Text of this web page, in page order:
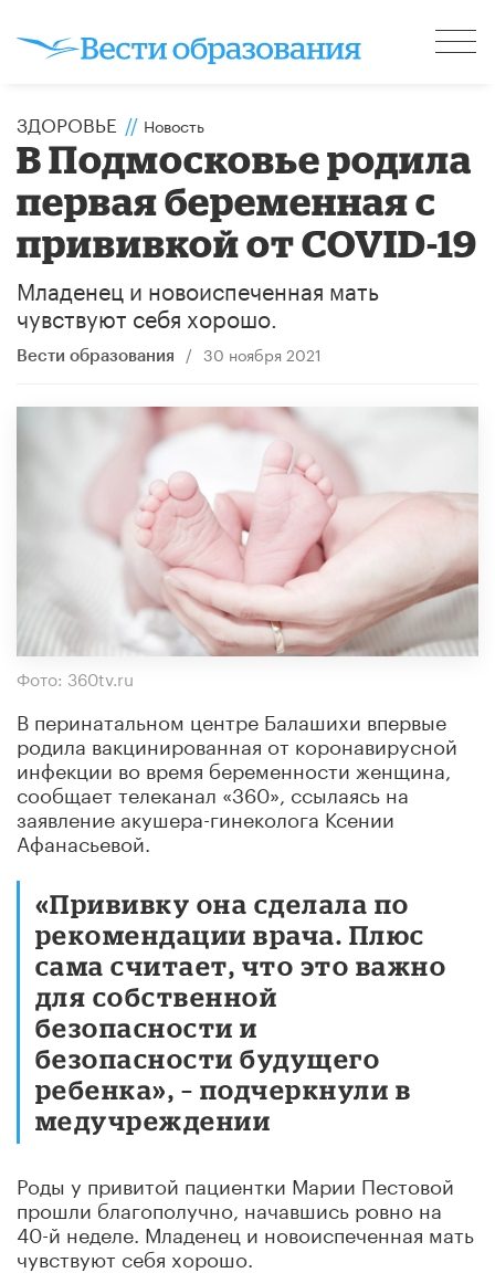
ЗДОРОВЬЕ // Новость
В Подмосковье родила
первая беременная с
прививкой от COVID-19
Младенец и новоиспеченная мать
чувствуют себя хорошо.
Вести образования / 30 ноября 2021
Фото: 360tv.ru
В перинатальном центре Балашихи впервые
родила вакцинированная от коронавирусной
инфекции во время беременности женщина,
сообщает телеканал «360», ссылаясь на
заявление акушера-гинеколога Ксении
Афанасьевой.
«Прививку она сделала по
рекомендации врача. Плюс
сама считает, что это важно
для собственной
безопасности и
безопасности будущего
ребенка», – подчеркнули в
медучреждении
Роды у привитой пациентки Марии Пестовой
прошли благополучно, начавшись ровно на
40-й неделе. Младенец и новоиспеченная мать
чувствуют себя хорошо.